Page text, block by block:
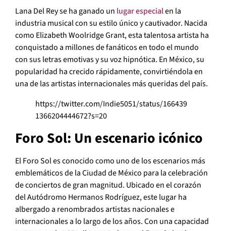
Lana Del Rey se ha ganado un lugar especialen la
industria musical con su estilo único y cautivador. Nacida
como Elizabeth Woolridge Grant, esta talentosa artista ha
conquistado a millones de fanáticos en todo el mundo
con sus letras emotivas y su voz hipnótica. En México, su
popularidad ha crecido rápidamente, convirtiéndola en
una de las artistas internacionales más queridas del país.
https://twitter.com/Indie5051/status/166439
1366204444672?s=20
Foro Sol: Un escenario icónico
El Foro Sol es conocido como uno de los escenarios más
emblemáticos de la Ciudad de México para la celebración
de conciertos de gran magnitud. Ubicado en el corazón
del Autódromo Hermanos Rodríguez, este lugar ha
albergado a renombrados artistas nacionales e
internacionales a lo largo de los años. Con una capacidad